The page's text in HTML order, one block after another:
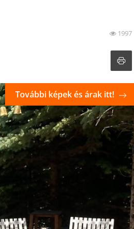
1997
További képek és árak itt!